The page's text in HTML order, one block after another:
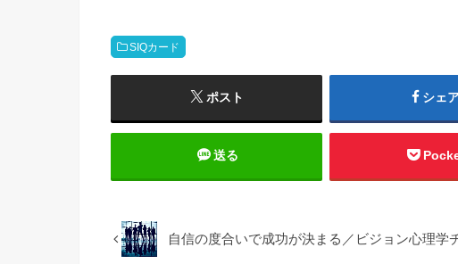
SIQカード
ポスト シェ
送る
自信の度合いで成功が決まる／ビジョン心理学